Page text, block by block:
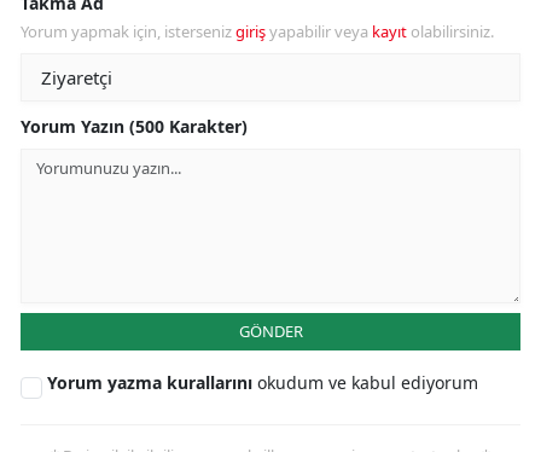
Yorum yapmak için, istersenizgirişyapabilir veya kayıt olabilirsiniz.
Yorum Yazın (500 Karakter)
GÖNDER
Yorum yazma kurallarını okudum ve kabul ediyorum